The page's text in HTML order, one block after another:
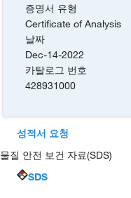
증명서 유형
Certificate of Analysis
날짜
Dec-14-2022
카탈로그 번호
428931000
성적서 요청
물질 안전 보건 자료(SDS)
SDS